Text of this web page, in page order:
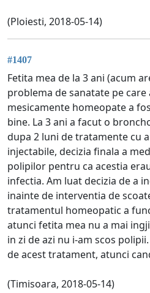
(Ploiesti, 2018-05-14)
#1407
Fetita mea de la 3 ani (acum
problema de sanatate pe care
mesicamente homeopate a
bine. La 3 ani a facut o
dupa 2 luni de tratamente cu
injectabile, decizia finala a
polipilor pentru ca acestia
infectia. Am luat decizia de a
inainte de interventia de
tratamentul homeopatic a
atunci fetita mea nu a mai
in zi de azi nu i-am scos
de acest tratament, atunci
(Timisoara, 2018-05-14)